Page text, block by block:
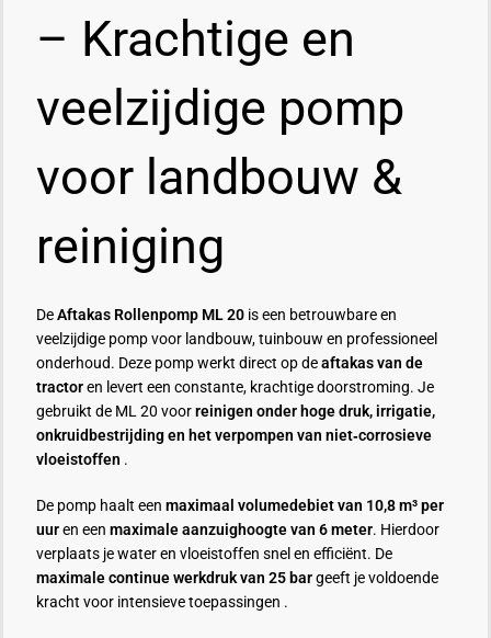
– Krachtige en
veelzijdige pomp
voor landbouw &
reiniging
DeAftakas Rollenpomp ML 20 is een betrouwbare en
veelzijdige pomp voor landbouw, tuinbouw en professioneel
onderhoud. Deze pomp werkt direct op deaftakas van de
tractoren levert een constante, krachtige doorstroming. Je
gebruikt de ML 20 voorreinigen onder hoge druk, irrigatie,
onkruidbestrijding en het verpompen van niet‑corrosieve
vloeistoffen .
De pomp haalt een maximaal volumedebiet van 10,8 m³ per
uuren een maximale aanzuighoogte van 6 meter. Hierdoor
verplaats je water en vloeistoffen snel en efficiënt. De
maximale continue werkdruk van 25 bargeeft je voldoende
kracht voor intensieve toepassingen .